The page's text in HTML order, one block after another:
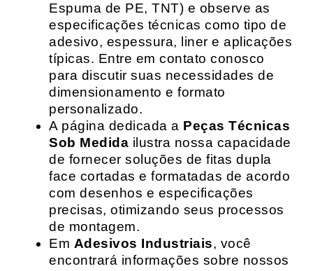
Espuma de PE, TNT) e observe as
especificações técnicas como tipo de
adesivo, espessura, liner e aplicações
típicas. Entre em contato conosco
para discutir suas necessidades de
dimensionamento e formato
personalizado.
A página dedicada a Peças Técnicas
Sob Medida ilustra nossa capacidade
de fornecer soluções de fitas dupla
face cortadas e formatadas de acordo
com desenhos e especificações
precisas, otimizando seus processos
de montagem.
Em Adesivos Industriais, você
encontrará informações sobre nossos